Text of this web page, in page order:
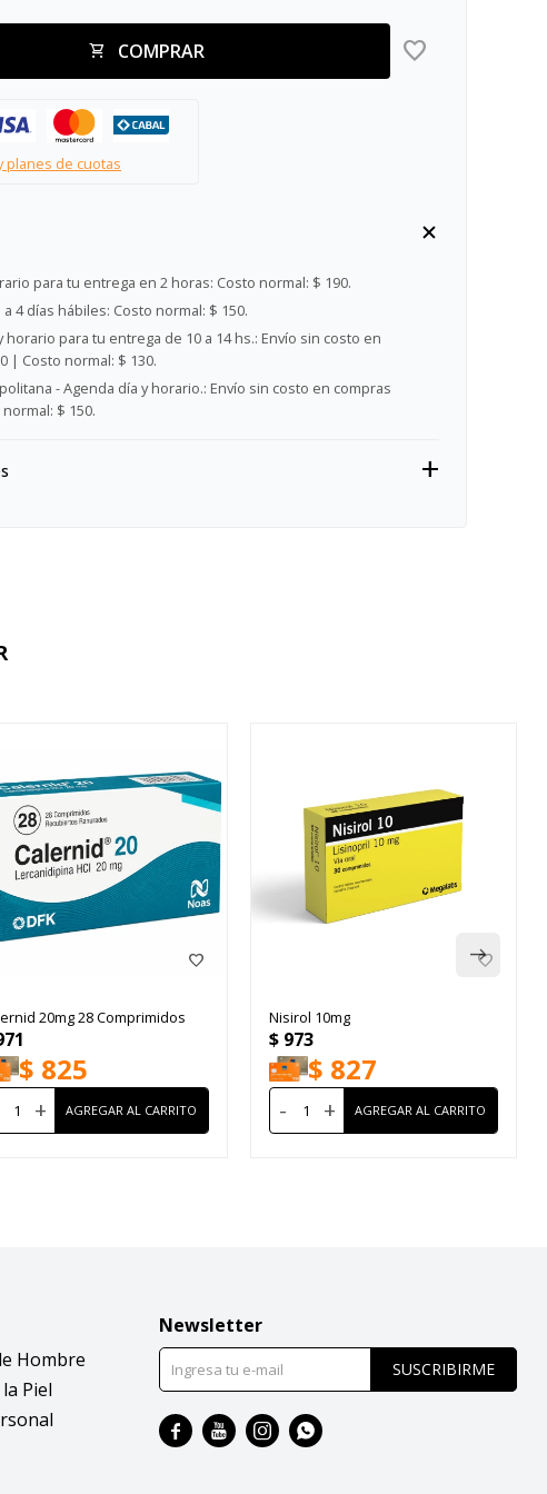
COMPRAR
planes de cuotas
para tu entrega en 2 horas: Costo normal: $ 190.
4 días hábiles: Costo normal: $ 150.
para tu entrega de 10 a 14 hs.: Envío sin costo en
| Costo normal: $ 130.
- Agenda día y horario.: Envío sin costo en compras
$ 150.
20mg 28 Comprimidos
$ 825
+
Nisirol 10mg
$ 973
$ 827
- +
Hombre
Piel
Newsletter
SUSCRIBIRME
   